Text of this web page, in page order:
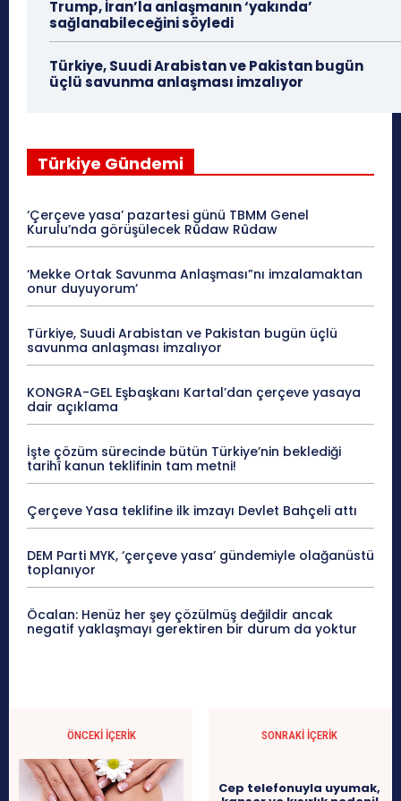
Trump, İran’la anlaşmanın ‘yakında’
sağlanabileceğini söyledi
Türkiye, Suudi Arabistan ve Pakistan bugün
üçlü savunma anlaşması imzalıyor
Türkiye Gündemi
‘Çerçeve yasa’ pazartesi günü TBMM Genel
Kurulu’nda görüşülecek Rûdaw Rûdaw
‘Mekke Ortak Savunma Anlaşması”nı imzalamaktan
onur duyuyorum’
Türkiye, Suudi Arabistan ve Pakistan bugün üçlü
savunma anlaşması imzalıyor
KONGRA-GEL Eşbaşkanı Kartal’dan çerçeve yasaya
dair açıklama
İşte çözüm sürecinde bütün Türkiye’nin beklediği
tarihî kanun teklifinin tam metni!
Çerçeve Yasa teklifine ilk imzayı Devlet Bahçeli attı
DEM Parti MYK, ‘çerçeve yasa’ gündemiyle olağanüstü
toplanıyor
Öcalan: Henüz her şey çözülmüş değildir ancak
negatif yaklaşmayı gerektiren bir durum da yoktur
ÖNCEKI İÇERIK SONRAKI İÇERIK
Cep telefonuyla uyumak,